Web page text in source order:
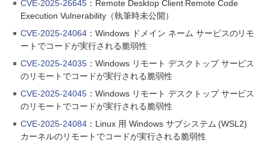
CVE-2025-26645：Remote Desktop Client Remote Code
Execution Vulnerability（執筆時未公開）
CVE-2025-24064：Windows ドメイン ネーム サービスのリモ
ートでコードが実行される脆弱性
CVE-2025-24035：Windows リモート デスクトップ サービス
のリモートでコードが実行される脆弱性
CVE-2025-24045：Windows リモート デスクトップ サービス
のリモートでコードが実行される脆弱性
CVE-2025-24084：Linux 用 Windows サブシステム (WSL2)
カーネルのリモートでコードが実行される脆弱性